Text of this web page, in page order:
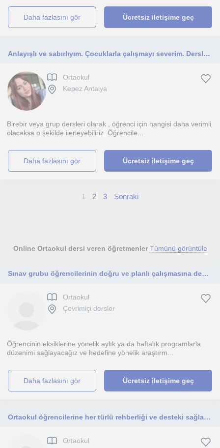
daha fazlasını gör Ücretsiz iletişime geç
Anlayışlı ve sabırlıyım. Çocuklarla çalışmayı severim. Derslerim ilkokuldan lise seviyesine kadar olan herkes içindir.
Ortaokul
Kepez Antalya
Birebir veya grup dersleri olarak , öğrenci için hangisi daha verimli
olacaksa o şekilde ilerleyebiliriz. Öğrencile...
daha fazlasını gör Ücretsiz iletişime geç
1 2 3 Sonraki
Online Ortaokul dersi veren öğretmenler Tümünü görüntüle
Sınav grubu öğrencilerinin doğru ve planlı çalışmasına destek olmak istiyorum
Ortaokul
Çevrimiçi dersler
Öğrencinin eksiklerine yönelik aylık ya da haftalık programlarla
düzenimi sağlayacağız ve hedefine yönelik araştırm...
daha fazlasını gör Ücretsiz iletişime geç
Ortaokul öğrencilerine her türlü rehberliği ve desteki sağlayabilirim.
Ortaokul